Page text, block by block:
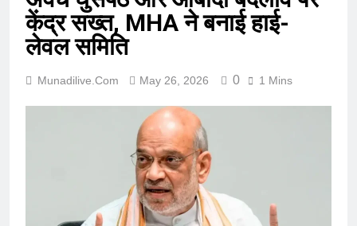
केंद्र सख्त, MHA ने बनाई हाई-
लेवल समिति
Munadilive.com May 26, 2026 0 1 Mins